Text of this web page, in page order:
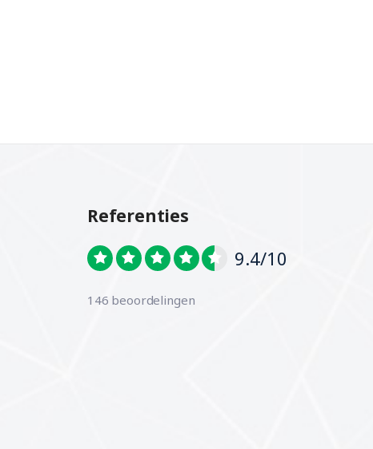
Referenties
9.4/10
146 beoordelingen